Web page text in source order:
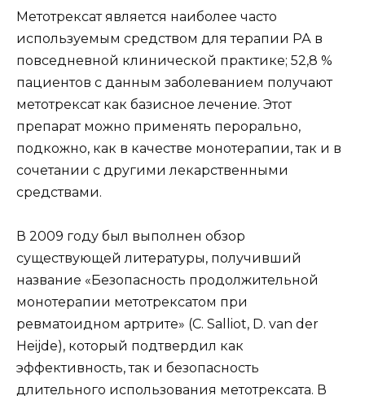
Метотрексат является наиболее часто
используемым средством для терапии РА в
повседневной клинической практике; 52,8 %
пациентов с данным заболеванием получают
метотрексат как базисное лечение. Этот
препарат можно применять перорально,
подкожно, как в качестве монотерапии, так и в
сочетании с другими лекарственными
средствами.
В 2009 году был выполнен обзор
существующей литературы, получивший
название «Безопасность продолжительной
монотерапии метотрексатом при
ревматоидном артрите» (C. Salliot, D. van der
Heijde), который подтвердил как
эффективность, так и безопасность
длительного использования метотрексата. В